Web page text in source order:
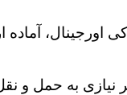
آماده
به حمل و